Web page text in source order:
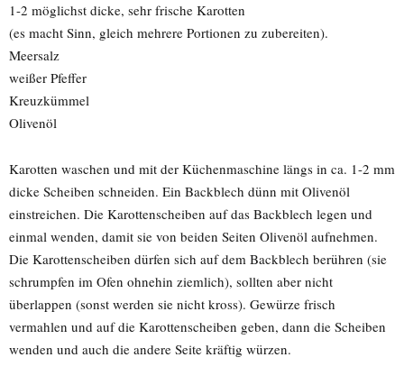
1-2 möglichst dicke, sehr frische Karotten
(es macht Sinn, gleich mehrere Portionen zu zubereiten).
Meersalz
weißer Pfeffer
Kreuzkümmel
Olivenöl
Karotten waschen und mit der Küchenmaschine längs in ca. 1-2 mm
dicke Scheiben schneiden. Ein Backblech dünn mit Olivenöl
einstreichen. Die Karottenscheiben auf das Backblech legen und
einmal wenden, damit sie von beiden Seiten Olivenöl aufnehmen.
Die Karottenscheiben dürfen sich auf dem Backblech berühren (sie
schrumpfen im Ofen ohnehin ziemlich), sollten aber nicht
überlappen (sonst werden sie nicht kross). Gewürze frisch
vermahlen und auf die Karottenscheiben geben, dann die Scheiben
wenden und auch die andere Seite kräftig würzen.